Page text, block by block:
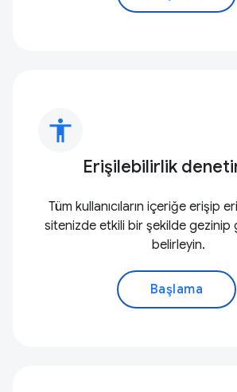
accessibility
Erişilebilirlik
Tüm kullanıcıların içeriğe erişip
sitenizde etkili bir şekilde gezinip
belirleyin.
Başlama